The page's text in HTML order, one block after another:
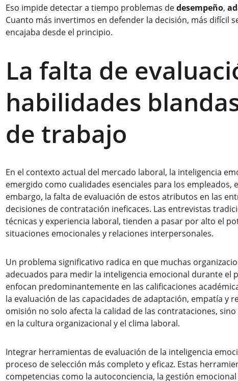
Eso impide detectar a tiempo problemas de desempeño,
Cuanto más invertimos en defender la decisión, más difícil
encajaba desde el principio.
La falta de
habilidades
de trabajo
En el contexto actual del mercado laboral, la inteligencia
emergido como cualidades esenciales para los empleados,
embargo, la falta de evaluación de estos atributos en las
decisiones de contratación ineficaces. Las entrevistas
técnicas y experiencia laboral, tienden a pasar por alto el
situaciones emocionales y relaciones interpersonales.
Un problema significativo radica en que muchas
adecuados para medir la inteligencia emocional durante el
enfocan predominantemente en las calificaciones
la evaluación de las capacidades de adaptación, empatía y
omisión no solo afecta la calidad de las contrataciones,
en la cultura organizacional y el clima laboral.
Integrar herramientas de evaluación de la inteligencia
proceso de selección más completo y eficaz. Estas
competencias como la autoconciencia, la gestión